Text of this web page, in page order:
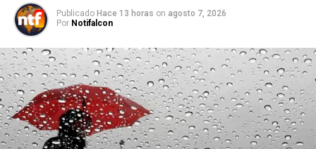
Publicado Hace 13 horas on agosto 7, 2026
Por Notifalcon